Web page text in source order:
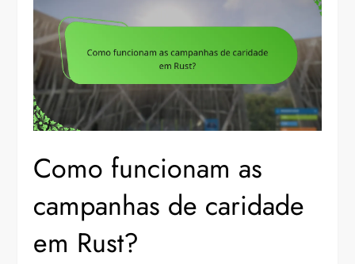
Como funcionam as
campanhas de caridade
em Rust?